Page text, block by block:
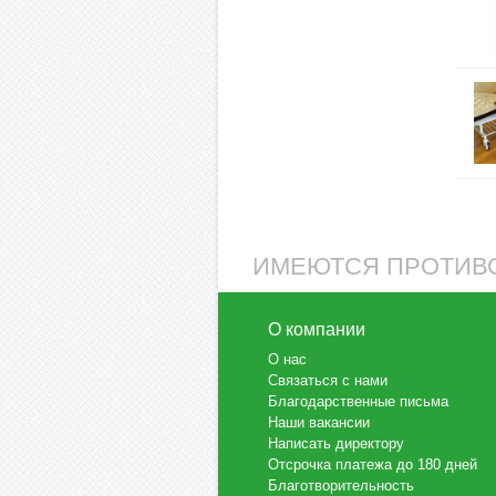
ИМЕЮТСЯ
О компании
О нас
Связаться с нами
Благодарственные письма
Наши вакансии
Написать директору
Отсрочка платежа до 180 дней
Благотворительность